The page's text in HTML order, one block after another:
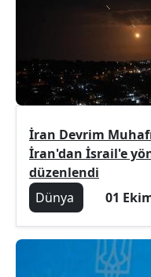
İran Devrim
İran'dan İsrail'e
düzenlendi
Dünya
01